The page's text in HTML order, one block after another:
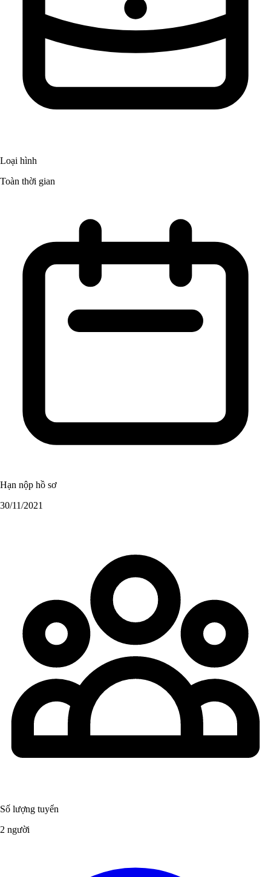
Loại hình
Toàn thời gian
Hạn nộp hồ sơ
30/11/2021
Số lượng tuyển
2 người